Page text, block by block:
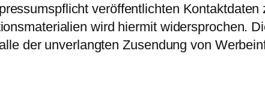
veröffentlichten
wird hiermit widersprochen.
der unverlangten Zusendung von